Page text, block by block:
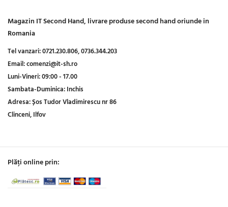
Magazin IT Second Hand, livrare produse second hand oriunde in
Romania
Tel vanzari:0721.230.806,0736.344.203
Email:comenzi@it-sh.ro
Luni-Vineri:09:00 - 17.00
Sambata-Duminica:Inchis
Adresa:Șos Tudor Vladimirescu nr 86
Clinceni, Ilfov
Plăți online prin: